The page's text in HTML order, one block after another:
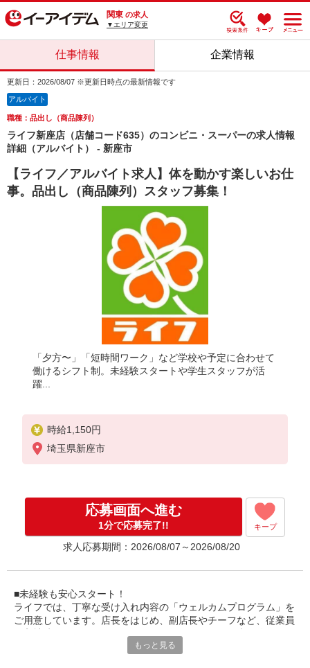
関東 の求人
▼エリア変更
仕事情報 企業情報
更新日：2026/08/07 ※更新日時点の最新情報です
アルバイト
職種：品出し（商品陳列）
ライフ新座店（店舗コード635）のコンビニ・スーパーの求人情報
詳細（アルバイト） - 新座市
【ライフ／アルバイト求人】体を動かす楽しいお仕
事。品出し（商品陳列）スタッフ募集！
「夕方〜」「短時間ワーク」など学校や予定に合わせて
働けるシフト制。未経験スタートや学生スタッフが活
躍...
時給1,150円
埼玉県新座市
応募画面へ進む
1分で応募完了!! キープ
求人応募期間：2026/08/07～2026/08/20
■未経験も安心スタート！
ライフでは、丁寧な受け入れ内容の「ウェルカムプログラム」を
ご用意しています。店長をはじめ、副店長やチーフなど、従業員
バイトデビューの方も安心。雰囲気やチームワークのよさなど、
もっと見る